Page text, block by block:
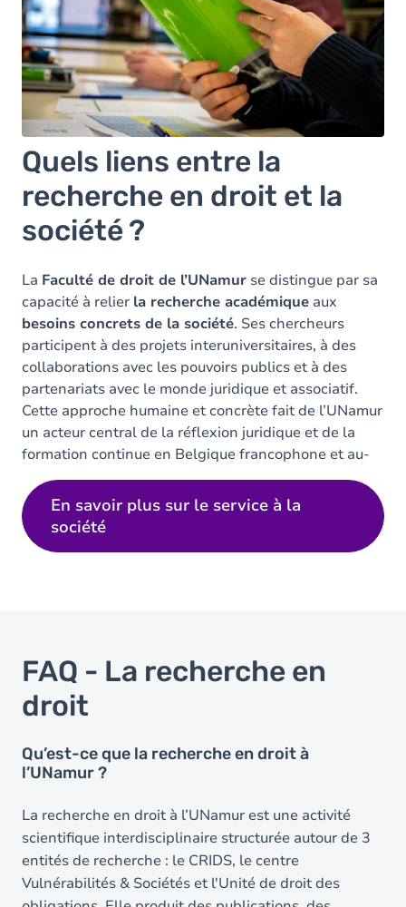
Quels liens entre la
recherche en droit et la
société ?
La Faculté de droit de l’UNamur se distingue par sa
capacité à relier la recherche académique aux
besoins concrets de la société. Ses chercheurs
participent à des projets interuniversitaires, à des
collaborations avec les pouvoirs publics et à des
partenariats avec le monde juridique et associatif.
Cette approche humaine et concrète fait de l’UNamur
un acteur central de la réflexion juridique et de la
formation continue en Belgique francophone et au-
delà.
En savoir plus sur le service à la
société
FAQ - La recherche en
droit
Qu’est-ce que la recherche en droit à
l’UNamur ?
La recherche en droit à l’UNamur est une activité
scientifique interdisciplinaire structurée autour de 3
entités de recherche : le CRIDS, le centre
Vulnérabilités & Sociétés et l'Unité de droit des